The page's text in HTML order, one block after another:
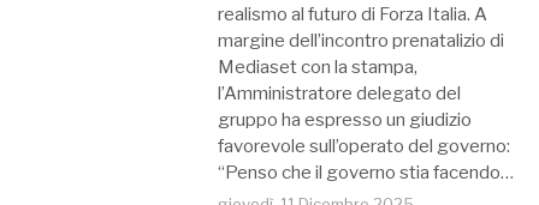
realismo al futuro di Forza Italia. A
margine dell’incontro prenatalizio di
Mediaset con la stampa,
l’Amministratore delegato del
gruppo ha espresso un giudizio
favorevole sull’operato del governo:
“Penso che il governo stia facendo…